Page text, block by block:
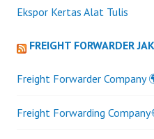
Ekspor Kertas Alat Tulis
FREIGHT FORWARDER
Freight Forwarder
Freight Forwarding